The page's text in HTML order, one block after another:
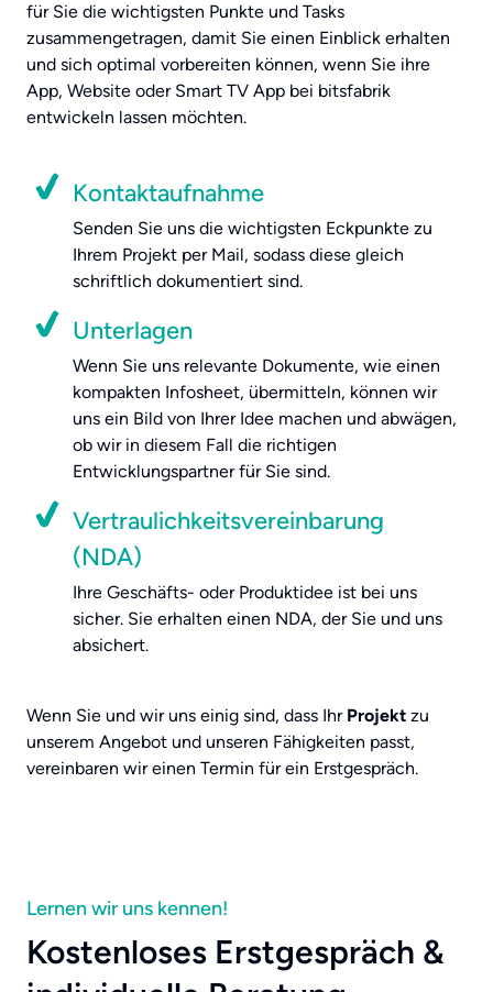
für Sie die wichtigsten Punkte und Tasks
zusammengetragen, damit Sie einen Einblick erhalten
und sich optimal vorbereiten können, wenn Sie ihre
App, Website oder Smart TV App bei bitsfabrik
entwickeln lassen möchten.
Kontaktaufnahme
Senden Sie uns die wichtigsten Eckpunkte zu
Ihrem Projekt per Mail, sodass diese gleich
schriftlich dokumentiert sind.
Unterlagen
Wenn Sie uns relevante Dokumente, wie einen
kompakten Infosheet, übermitteln, können wir
uns ein Bild von Ihrer Idee machen und abwägen,
ob wir in diesem Fall die richtigen
Entwicklungspartner für Sie sind.
Vertraulichkeitsvereinbarung
(NDA)
Ihre Geschäfts- oder Produktidee ist bei uns
sicher. Sie erhalten einen NDA, der Sie und uns
absichert.
Wenn Sie und wir uns einig sind, dass Ihr Projekt zu
unserem Angebot und unseren Fähigkeiten passt,
vereinbaren wir einen Termin für ein Erstgespräch.
Lernen wir uns kennen!
Kostenloses Erstgespräch &